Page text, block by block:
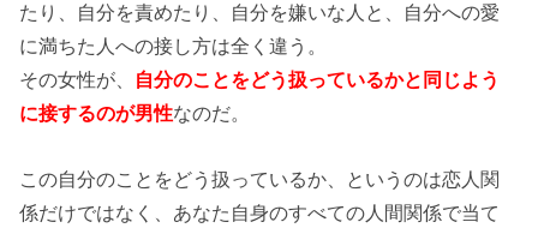
たり、自分を責めたり、自分を嫌いな人と、自分への愛
に満ちた人への接し方は全く違う。
その女性が、 自分のことをどう扱っているかと同じよう
に接するのが男性なのだ。
この自分のことをどう扱っているか、というのは恋人関
係だけではなく、あなた自身のすべての人間関係で当て